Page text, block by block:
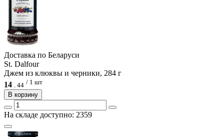
Доcтавка по Беларуси
St. Dalfour
Джем из клюквы и черники, 284 г
14
44 / 1 шт
В корзину
На складе доступно: 2359